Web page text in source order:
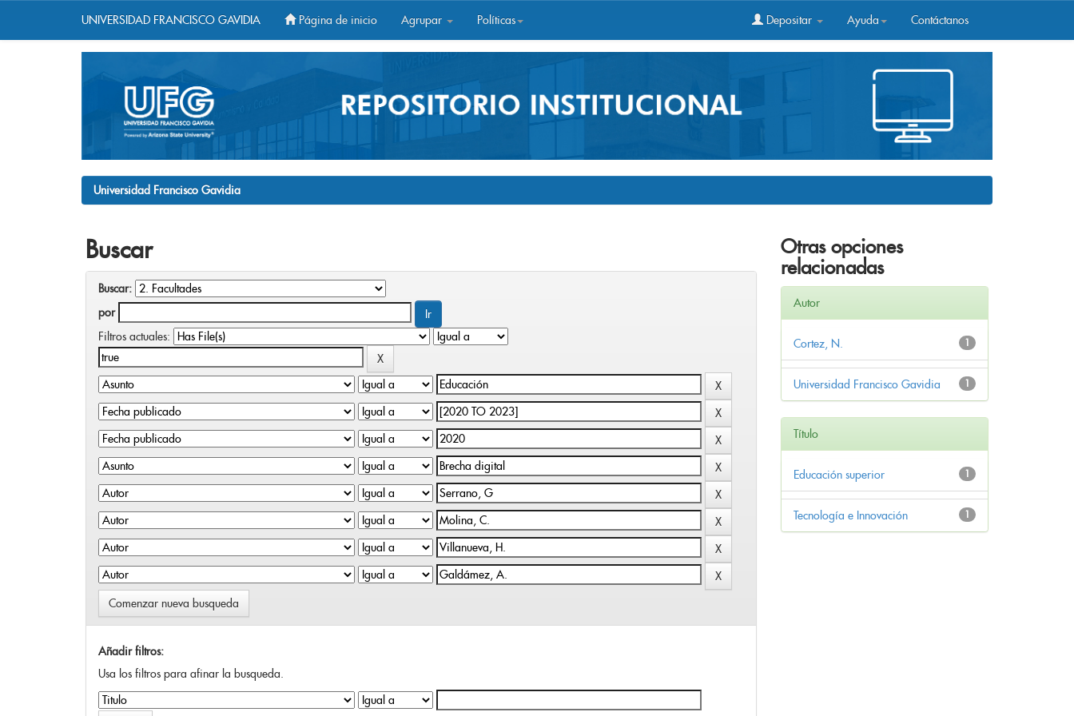
UNIVERSIDAD FRANCISCO GAVIDIA Página de inicio Agrupar Políticas Depositar Ayuda Contáctanos
Universidad Francisco Gavidia
Buscar
Buscar:
por
Filtros actuales:
Comenzar nueva busqueda
Añadir filtros:
Usa los filtros para afinar la busqueda.
Otras opciones
relacionadas
Autor
1
Cortez, N.
1
Universidad Francisco Gavidia
Título
1
Educación superior
1
Tecnología e Innovación